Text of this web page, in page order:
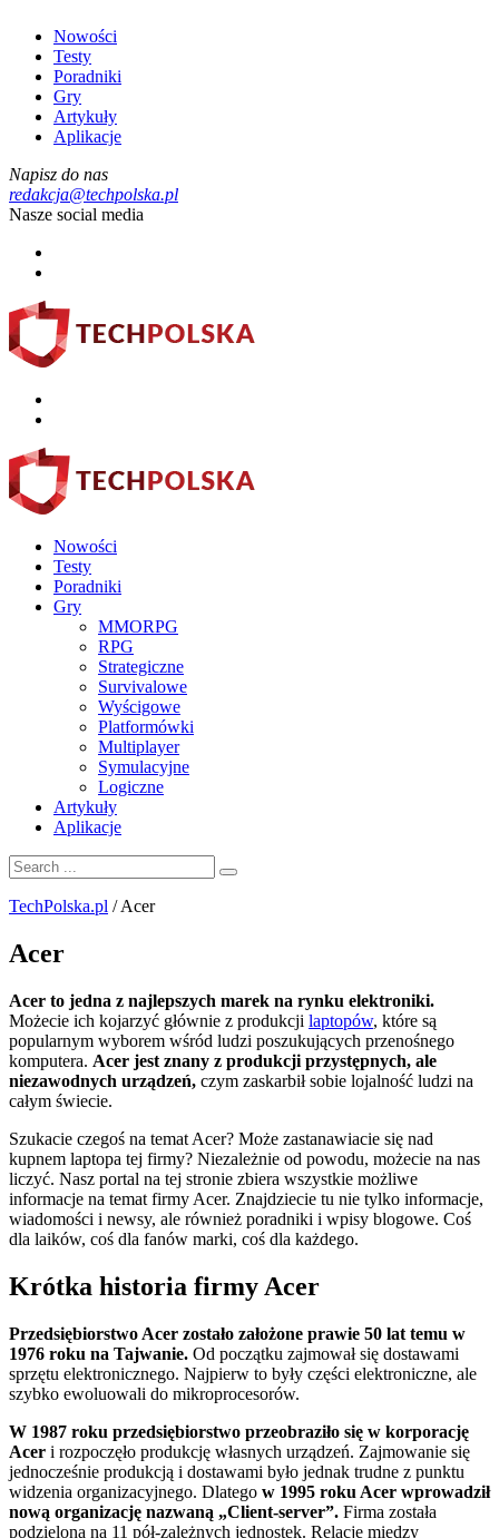
Nowości
Testy
Poradniki
Gry
Artykuły
Aplikacje
Napisz do nas
redakcja@techpolska.pl
Nasze social media
Nowości
Testy
Poradniki
Gry
MMORPG
RPG
Strategiczne
Survivalowe
Wyścigowe
Platformówki
Multiplayer
Symulacyjne
Logiczne
Artykuły
Aplikacje
TechPolska.pl /Acer
Acer
Acer to jedna z najlepszych marek na rynku elektroniki.
Możecie ich kojarzyć głównie z produkcji laptopów, które są
popularnym wyborem wśród ludzi poszukujących przenośnego
komputera. Acer jest znany z produkcji przystępnych, ale
niezawodnych urządzeń, czym zaskarbił sobie lojalność ludzi na
całym świecie.
Szukacie czegoś na temat Acer? Może zastanawiacie się nad
kupnem laptopa tej firmy? Niezależnie od powodu, możecie na nas
liczyć. Nasz portal na tej stronie zbiera wszystkie możliwe
informacje na temat firmy Acer. Znajdziecie tu nie tylko informacje,
wiadomości i newsy, ale również poradniki i wpisy blogowe. Coś
dla laików, coś dla fanów marki, coś dla każdego.
Krótka historia firmy Acer
Przedsiębiorstwo Acer zostało założone prawie 50 lat temu w
1976 roku na Tajwanie. Od początku zajmował się dostawami
sprzętu elektronicznego. Najpierw to były części elektroniczne, ale
szybko ewoluowali do mikroprocesorów.
W 1987 roku przedsiębiorstwo przeobraziło się w korporację
Acer i rozpoczęło produkcję własnych urządzeń. Zajmowanie się
jednocześnie produkcją i dostawami było jednak trudne z punktu
widzenia organizacyjnego. Dlatego w 1995 roku Acer wprowadził
nową organizację nazwaną „Client-server”. Firma została
podzielona na 11 pół-zależnych jednostek. Relacje między